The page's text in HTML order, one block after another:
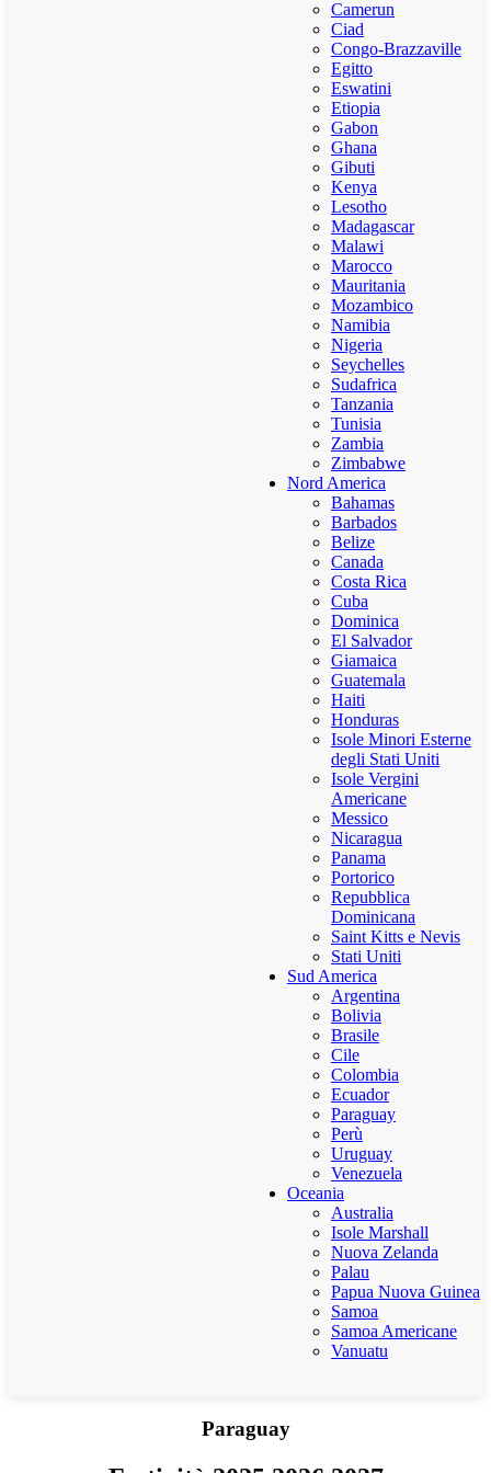
Camerun
Ciad
Congo-Brazzaville
Egitto
Eswatini
Etiopia
Gabon
Ghana
Gibuti
Kenya
Lesotho
Madagascar
Malawi
Marocco
Mauritania
Mozambico
Namibia
Nigeria
Seychelles
Sudafrica
Tanzania
Tunisia
Zambia
Zimbabwe
Nord America
Bahamas
Barbados
Belize
Canada
Costa Rica
Cuba
Dominica
El Salvador
Giamaica
Guatemala
Haiti
Honduras
Isole Minori Esterne
degli Stati Uniti
Isole Vergini
Americane
Messico
Nicaragua
Panama
Portorico
Repubblica
Dominicana
Saint Kitts e Nevis
Stati Uniti
Sud America
Argentina
Bolivia
Brasile
Cile
Colombia
Ecuador
Paraguay
Perù
Uruguay
Venezuela
Oceania
Australia
Isole Marshall
Nuova Zelanda
Palau
Papua Nuova Guinea
Samoa
Samoa Americane
Vanuatu
Paraguay